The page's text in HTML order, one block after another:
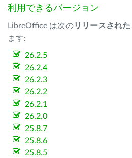
利用できるバージョン
LibreOffice は次のリリースされた
ます:
26.2.5
26.2.4
26.2.3
26.2.2
26.2.1
26.2.0
25.8.7
25.8.6
25.8.5